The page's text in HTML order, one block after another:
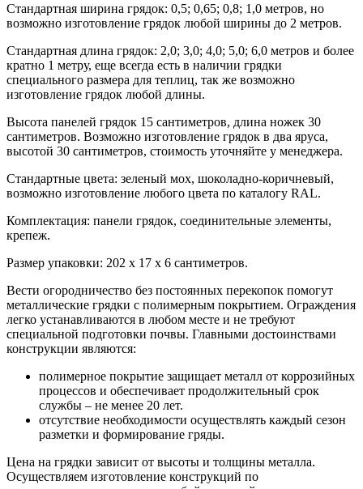
Стандартная ширина грядок: 0,5; 0,65; 0,8; 1,0 метров, но
возможно изготовление грядок любой ширины до 2 метров.
Стандартная длина грядок: 2,0; 3,0; 4,0; 5,0; 6,0 метров и более
кратно 1 метру, еще всегда есть в наличии грядки
специального размера для теплиц, так же возможно
изготовление грядок любой длины.
Высота панелей грядок 15 сантиметров, длина ножек 30
сантиметров. Возможно изготовление грядок в два яруса,
высотой 30 сантиметров, стоимость уточняйте у менеджера.
Стандартные цвета: зеленый мох, шоколадно-коричневый,
возможно изготовление любого цвета по каталогу RAL.
Комплектация: панели грядок, соединительные элементы,
крепеж.
Размер упаковки: 202 х 17 х 6 сантиметров.
Вести огородничество без постоянных перекопок помогут
металлические грядки с полимерным покрытием. Ограждения
легко устанавливаются в любом месте и не требуют
специальной подготовки почвы. Главными достоинствами
конструкции являются:
полимерное покрытие защищает металл от коррозийных
процессов и обеспечивает продолжительный срок
службы – не менее 20 лет.
отсутствие необходимости осуществлять каждый сезон
разметки и формирование гряды.
Цена на грядки зависит от высоты и толщины металла.
Осуществляем изготовление конструкций по